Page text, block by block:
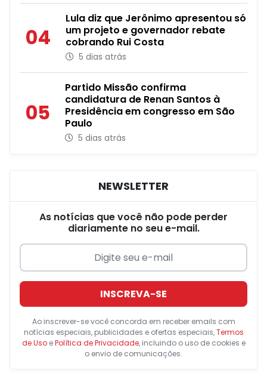
04
Lula diz que Jerônimo apresentou só
um projeto e governador rebate
cobrando Rui Costa
5 dias atrás
05
Partido Missão confirma
candidatura de Renan Santos à
Presidência em congresso em São
Paulo
5 dias atrás
NEWSLETTER
As notícias que você não pode perder
diariamente no seu e-mail.
INSCREVA-SE
Ao inscrever-se você concorda em receber emails com
notícias especiais, publicidades e ofertas especiais,Termos
de UsoePolítica de Privacidade, incluindo o uso de cookies e
o envio de comunicações.